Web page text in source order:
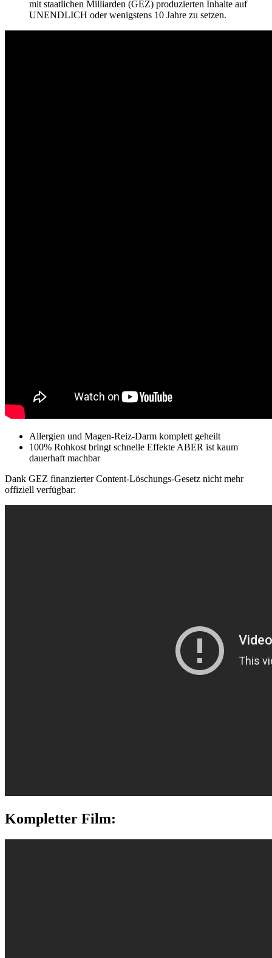
mit staatlichen Milliarden (GEZ) produzierten Inhalte auf
UNENDLICH oder wenigstens 10 Jahre zu setzen.
Allergien und Magen-Reiz-Darm komplett geheilt
100% Rohkost bringt schnelle Effekte ABER ist kaum
dauerhaft machbar
Dank GEZ finanzierter Content-Löschungs-Gesetz nicht mehr
offiziell verfügbar:
Kompletter Film: